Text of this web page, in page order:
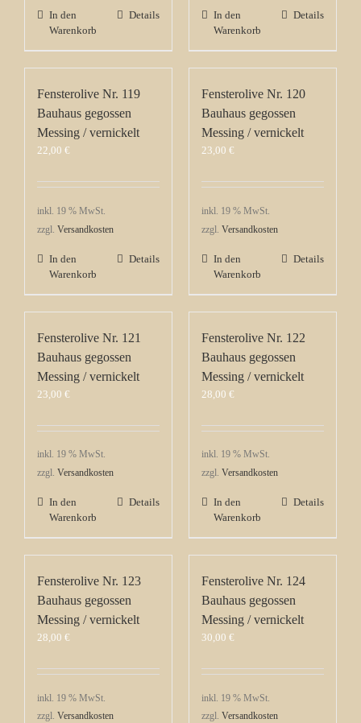
In den
Warenkorb
Details
In den
Warenkorb
Details
Fensterolive Nr. 119
Bauhaus gegossen
Messing / vernickelt
22,00 €
inkl. 19 % MwSt.
zzgl. Versandkosten
In den
Warenkorb
Details
Fensterolive Nr. 120
Bauhaus gegossen
Messing / vernickelt
23,00 €
inkl. 19 % MwSt.
zzgl. Versandkosten
In den
Warenkorb
Details
Fensterolive Nr. 121
Bauhaus gegossen
Messing / vernickelt
23,00 €
inkl. 19 % MwSt.
zzgl. Versandkosten
In den
Warenkorb
Details
Fensterolive Nr. 122
Bauhaus gegossen
Messing / vernickelt
28,00 €
inkl. 19 % MwSt.
zzgl. Versandkosten
In den
Warenkorb
Details
Fensterolive Nr. 123
Bauhaus gegossen
Messing / vernickelt
28,00 €
inkl. 19 % MwSt.
zzgl. Versandkosten
Fensterolive Nr. 124
Bauhaus gegossen
Messing / vernickelt
30,00 €
inkl. 19 % MwSt.
zzgl. Versandkosten